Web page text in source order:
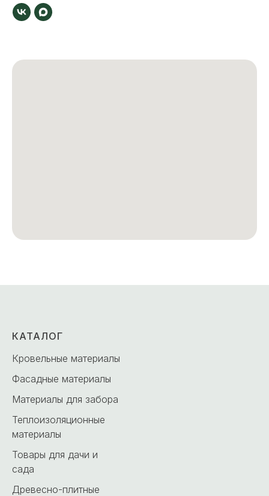
КАТАЛОГ
Кровельные материалы
Фасадные материалы
Материалы для забора
Теплоизоляционные
материалы
Товары для дачи и
сада
Древесно-плитные